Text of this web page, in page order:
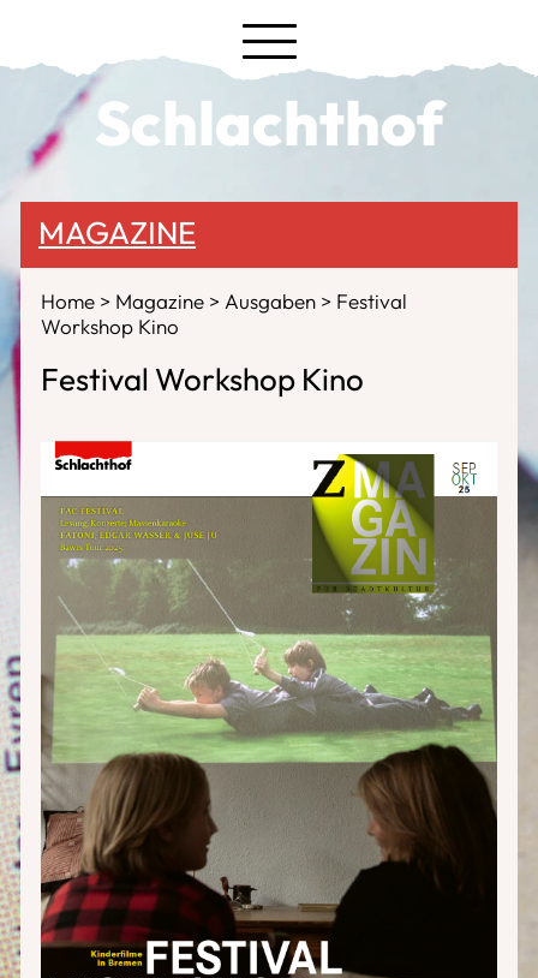
Schlachthof
MAGAZINE
Home Magazine Ausgaben
Festival
Workshop Kino
Festival Workshop Kino